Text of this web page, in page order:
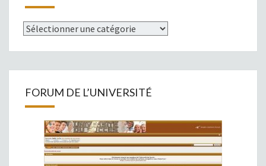
Catégories
FORUM DE L’UNIVERSITÉ